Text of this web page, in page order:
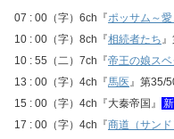
07 : 00（字）6ch『ポッサム～
10 : 00（字）8ch『相続者たち
10 : 55（二）7ch『帝王の娘ス
13 : 00（字）4ch『馬医』第35/
15 : 00（字）4ch『大秦帝国』
新
17 : 00（字）4ch『商道（サンド